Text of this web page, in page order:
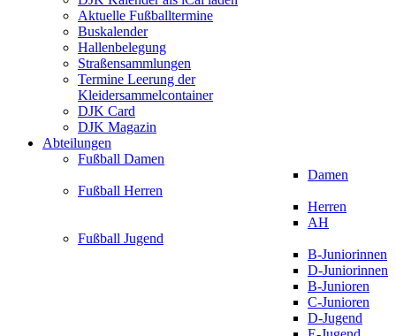
Aktuelle Fußballtermine
Buskalender
Hallenbelegung
Straßensammlungen
Termine Leerung der
Kleidersammelcontainer
DJK Card
DJK Magazin
Abteilungen
Fußball Damen
Damen
Fußball Herren
Herren
AH
Fußball Jugend
B-Juniorinnen
D-Juniorinnen
B-Junioren
C-Junioren
D-Jugend